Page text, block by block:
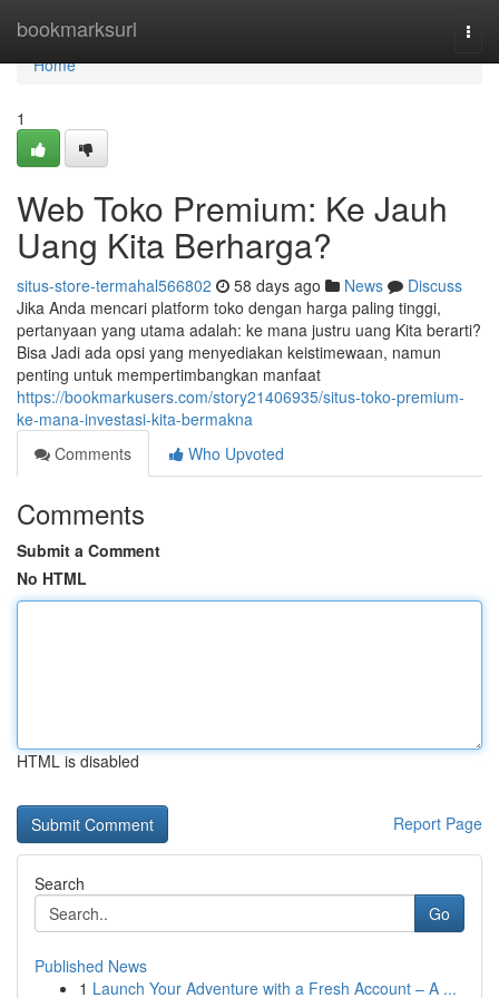
bookmarksurl
Home
Home
1
Web Toko Premium: Ke Jauh
Uang Kita Berharga?
situs-store-termahal566802 58 days ago News
Discuss
Jika Anda mencari platform toko dengan harga paling tinggi,
pertanyaan yang utama adalah: ke mana justru uang Kita berarti?
Bisa Jadi ada opsi yang menyediakan keistimewaan, namun
penting untuk mempertimbangkan manfaat
https://bookmarkusers.com/story21406935/situs-toko-premium-
ke-mana-investasi-kita-bermakna
Comments
Who Upvoted
Comments
Submit a Comment
No HTML
HTML is disabled
Report Page
Search
Go
Published News
1 Launch Your Adventure with a Fresh Account – A ...